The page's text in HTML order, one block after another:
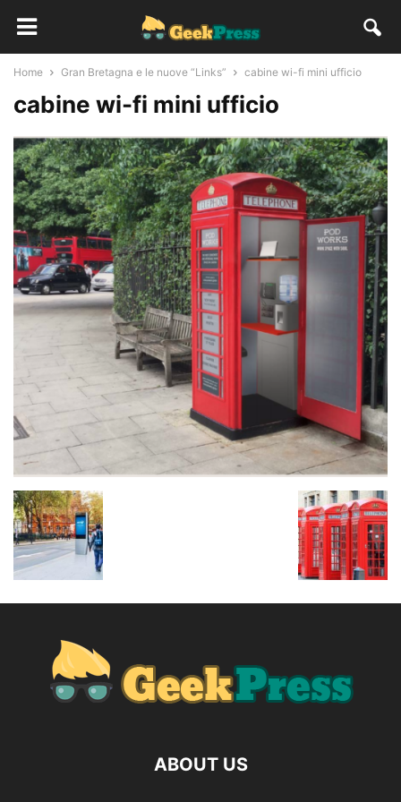
Home Gran Bretagna e le nuove “Links” cabine wi-fi mini ufficio
cabine wi-fi mini ufficio
ABOUT US